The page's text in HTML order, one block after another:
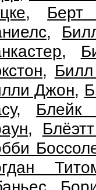
, Берт
,
,
,
Джон,
, Блейк
,